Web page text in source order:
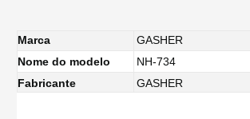
Marca
GASHER
Nome do modelo
NH-734
Fabricante
GASHER